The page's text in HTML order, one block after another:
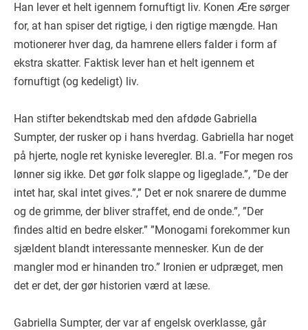
Han lever et helt igennem fornuftigt liv. Konen Ære sørger
for, at han spiser det rigtige, i den rigtige mængde. Han
motionerer hver dag, da hamrene ellers falder i form af
ekstra skatter. Faktisk lever han et helt igennem et
fornuftigt (og kedeligt) liv.
Han stifter bekendtskab med den afdøde Gabriella
Sumpter, der rusker op i hans hverdag. Gabriella har noget
på hjerte, nogle ret kyniske leveregler. Bl.a. ”For megen ros
lønner sig ikke. Det gør folk slappe og ligeglade.”, ”De der
intet har, skal intet gives.”,” Det er nok snarere de dumme
og de grimme, der bliver straffet, end de onde.”, ”Der
findes altid en bedre elsker.” ”Monogami forekommer kun
sjældent blandt interessante mennesker. Kun de der
mangler mod er hinanden tro.” Ironien er udpræget, men
det er det, der gør historien værd at læse.
Gabriella Sumpter, der var af engelsk overklasse, går